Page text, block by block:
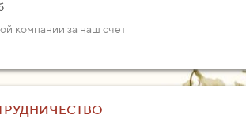
компании за наш счет